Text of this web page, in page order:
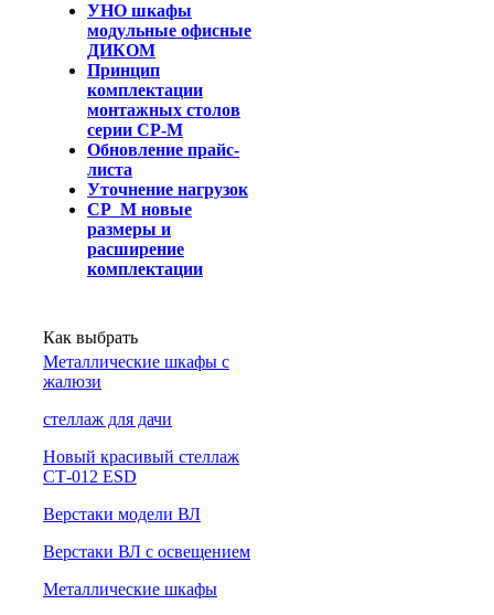
УНО шкафы
модульные офисные
ДИКОМ
Принцип
комплектации
монтажных столов
серии СР-М
Обновление прайс-
листа
Уточнение нагрузок
СР_М новые
размеры и
расширение
комплектации
Как выбрать
Металлические шкафы с
жалюзи
cтеллаж для дачи
Новый красивый стеллаж
СТ-012 ESD
Верстаки модели ВЛ
Верстаки ВЛ с освещением
Металлические шкафы